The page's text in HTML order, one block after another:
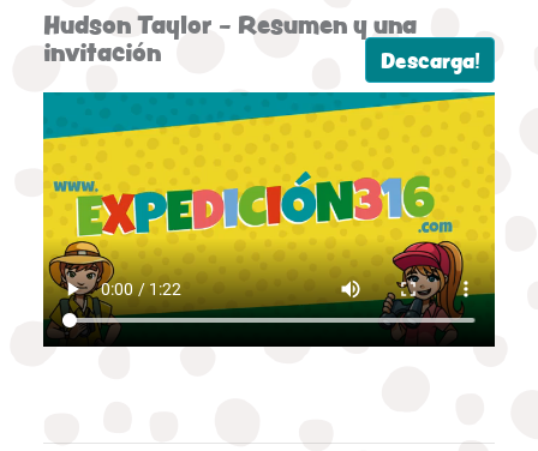
Hudson Taylor - Resumen y una
invitación Descarga!